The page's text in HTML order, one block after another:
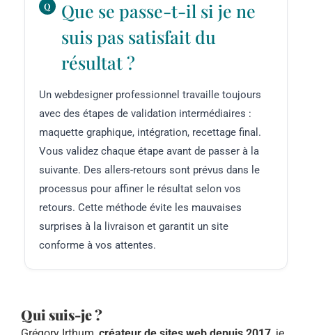
Que se passe-t-il si je ne
suis pas satisfait du
résultat ?
Un webdesigner professionnel travaille toujours
avec des étapes de validation intermédiaires :
maquette graphique, intégration, recettage final.
Vous validez chaque étape avant de passer à la
suivante. Des allers-retours sont prévus dans le
processus pour affiner le résultat selon vos
retours. Cette méthode évite les mauvaises
surprises à la livraison et garantit un site
conforme à vos attentes.
Qui suis-je ?